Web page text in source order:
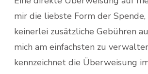
mir die liebste Form der Spende,
keinerlei zusätzliche Gebühren
mich am einfachsten zu
kennzeichnet die Überweisung